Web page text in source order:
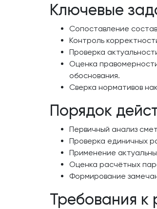
Ключевые
Сопоставление
Контроль
Проверка
Оценка
обоснования.
Сверка нормативов
Порядок
Первичный анализ
Проверка единичных
Применение
Оценка расчётных
Формирование
Требования к